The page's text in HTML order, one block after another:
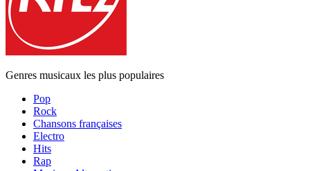
Genres musicaux les plus populaires
Pop
Rock
Chansons françaises
Electro
Hits
Rap